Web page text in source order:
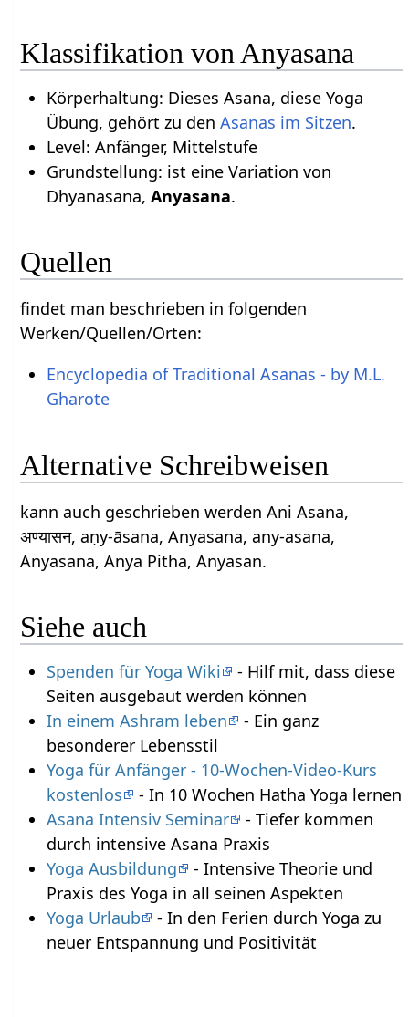
Klassifikation von Anyasana
Körperhaltung: Dieses Asana, diese Yoga
Übung, gehört zu den Asanas im Sitzen.
Level: Anfänger, Mittelstufe
Grundstellung: ist eine Variation von
Dhyanasana, Anyasana.
Quellen
findet man beschrieben in folgenden
Werken/Quellen/Orten:
Encyclopedia of Traditional Asanas - by M.L.
Gharote
Alternative Schreibweisen
kann auch geschrieben werden Ani Asana,
अण्यासन, aṇy-āsana, Anyasana, any-asana,
Anyasana, Anya Pitha, Anyasan.
Siehe auch
Spenden für Yoga Wiki
- Hilf mit, dass diese
Seiten ausgebaut werden können
In einem Ashram leben
- Ein ganz
besonderer Lebensstil
Yoga für Anfänger - 10-Wochen-Video-Kurs
kostenlos
- In 10 Wochen Hatha Yoga lernen
Asana Intensiv Seminar
- Tiefer kommen
durch intensive Asana Praxis
Yoga Ausbildung
- Intensive Theorie und
Praxis des Yoga in all seinen Aspekten
Yoga Urlaub
- In den Ferien durch Yoga zu
neuer Entspannung und Positivität